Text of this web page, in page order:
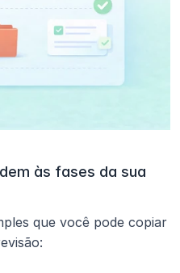
às fases da sua
que você pode copiar